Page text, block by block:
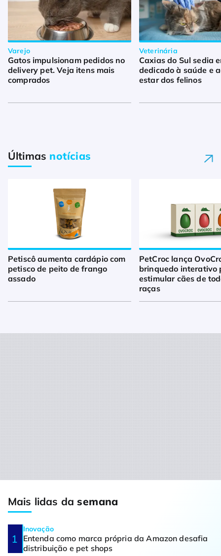
Varejo
Gatos impulsionam pedidos no
delivery pet. Veja itens mais
comprados
Veterinária
Caxias do Sul sedia
dedicado à saúde e
estar dos felinos
Últimas notícias
Petiscô aumenta cardápio com
petisco de peito de frango
assado
PetCroc lança
brinquedo interativo
estimular cães de
raças
Mais lidas dasemana
Inovação
Entenda como marca própria da Amazon desafia
distribuição e pet shops